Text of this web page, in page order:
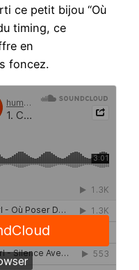
ce petit bijou “Où
timing, ce
en
foncez.